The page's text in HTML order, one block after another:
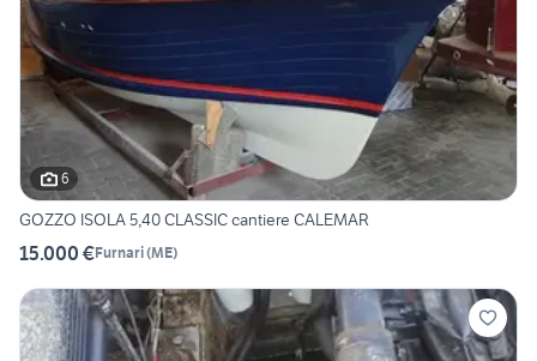
6
GOZZO ISOLA 5,40 CLASSIC cantiere CALEMAR
15.000 €Furnari(ME)